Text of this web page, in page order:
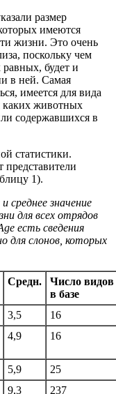
размер
имеются
жизни. Это очень
поскольку чем
будет и
в ней. Самая
имеется для вида
каких животных
содержавшихся в
статистики.
1).
среднее значение
для всех отрядов
есть сведения
для слонов, которых
Средн.
Число видов
в базе
3,5
16
4,9 16
5,9
25
9,3 237